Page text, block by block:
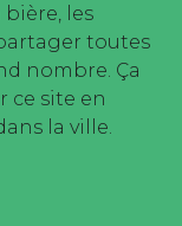
les
toutes
nombre. Ça
ce site en
la ville.